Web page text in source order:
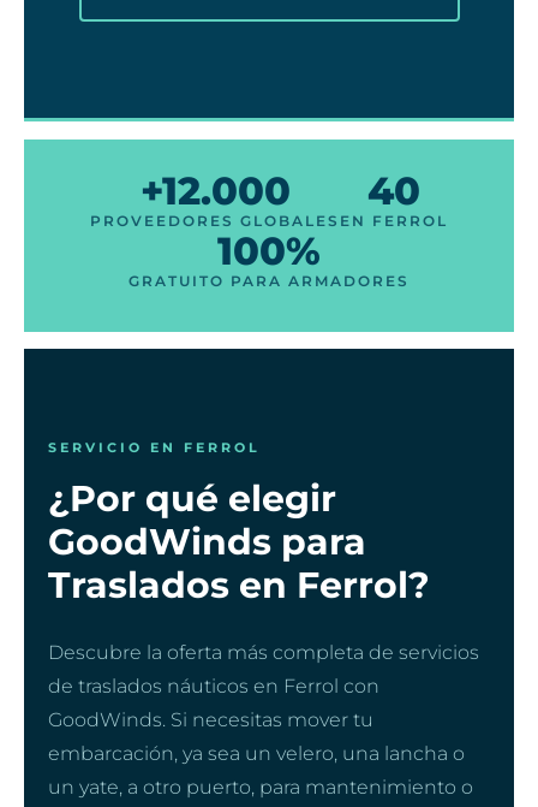
+12.000
PROVEEDORES GLOBALES
40
EN FERROL
100%
GRATUITO PARA ARMADORES
SERVICIO EN FERROL
¿Por qué elegir
GoodWinds para
Traslados en Ferrol?
Descubre la oferta más completa de servicios
de traslados náuticos en Ferrol con
GoodWinds. Si necesitas mover tu
embarcación, ya sea un velero, una lancha o
un yate, a otro puerto, para mantenimiento o